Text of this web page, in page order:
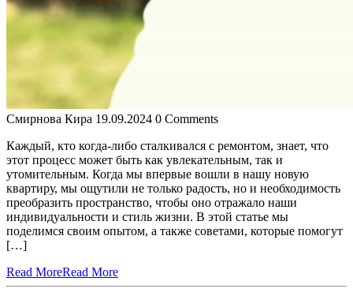
Смирнова Кира 19.09.2024 0 Comments
Каждый, кто когда-либо сталкивался с ремонтом, знает, что
этот процесс может быть как увлекательным, так и
утомительным. Когда мы впервые вошли в нашу новую
квартиру, мы ощутили не только радость, но и необходимость
преобразить пространство, чтобы оно отражало наши
индивидуальности и стиль жизни. В этой статье мы
поделимся своим опытом, а также советами, которые помогут
[…]
Read MoreRead More